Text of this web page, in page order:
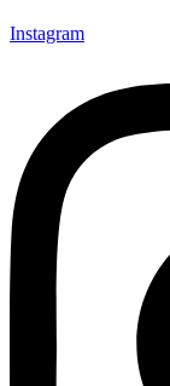
Instagram